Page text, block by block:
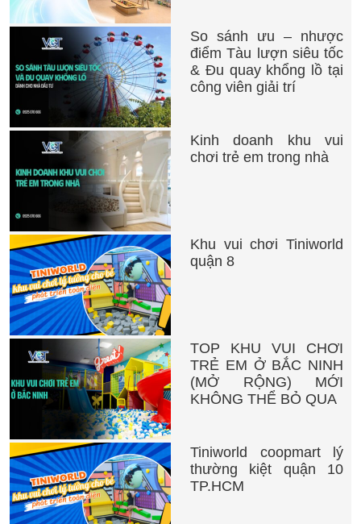
So sánh ưu – nhược
điểm Tàu lượn siêu tốc
& Đu quay khổng lồ tại
công viên giải trí
Kinh doanh khu vui
chơi trẻ em trong nhà
Khu vui chơi Tiniworld
quận 8
TOP KHU VUI CHƠI
TRẺ EM Ở BẮC NINH
(MỞ RỘNG) MỚI
KHÔNG THỂ BỎ QUA
Tiniworld coopmart lý
thường kiệt quận 10
TP.HCM